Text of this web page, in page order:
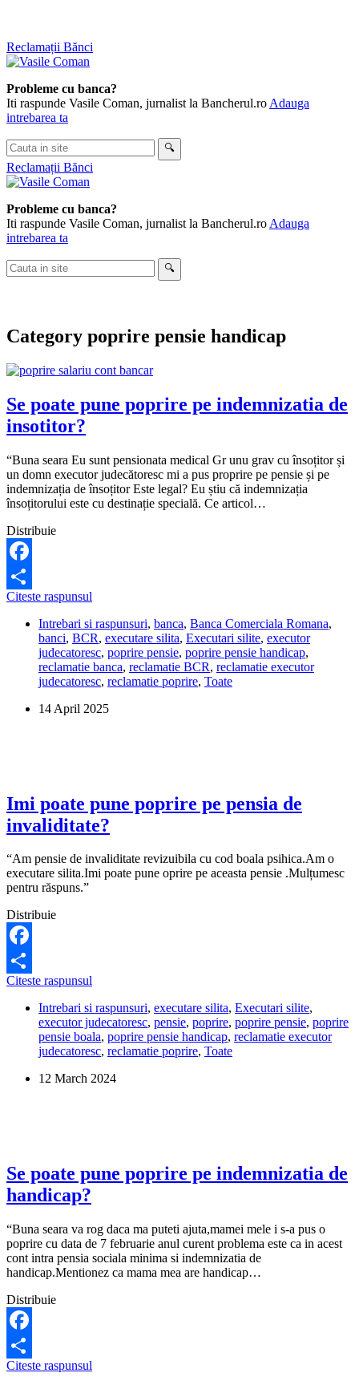
Skip
to
Reclamații Bănci
Probleme cu banca?
Iti raspunde Vasile Coman, jurnalist la Bancherul.ro Adauga
intrebarea ta
Cauta
in
site
🔍
Reclamații Bănci
Probleme cu banca?
Iti raspunde Vasile Coman, jurnalist la Bancherul.ro Adauga
intrebarea ta
Cauta
in
🔍
Category poprire pensie handicap
Se poate pune poprire pe indemnizatia de
insotitor?
“Buna seara Eu sunt pensionata medical Gr unu grav cu însoțitor și
un domn executor judecătoresc mi a pus proprire pe pensie și pe
indemnizația de însoțitor Este legal? Eu știu că indemnizația
însoțitorului este cu destinație specială. Ce articol…
Distribuie
Facebook
Share
Citeste raspunsul
pune
poprire
pe
indemnizatia
de
Intrebari si raspunsuri, banca, Banca Comerciala Romana,
banci, BCR, executare silita, Executari silite, executor
judecatoresc, poprire pensie, poprire pensie handicap,
reclamatie banca, reclamatie BCR, reclamatie executor
judecatoresc, reclamatie poprire, Toate
14 April 2025
Imi poate pune poprire pe pensia de
invaliditate?
“Am pensie de invaliditate revizuibila cu cod boala psihica.Am o
executare silita.Imi poate pune oprire pe aceasta pensie .Mulțumesc
pentru răspuns.”
Distribuie
Facebook
Share
Citeste raspunsul
pune
poprire
pe
pensia
invaliditate?
Intrebari si raspunsuri, executare silita, Executari silite,
executor judecatoresc, pensie, poprire, poprire pensie, poprire
pensie boala, poprire pensie handicap, reclamatie executor
judecatoresc, reclamatie poprire, Toate
12 March 2024
Se poate pune poprire pe indemnizatia de
handicap?
“Buna seara va rog daca ma puteti ajuta,mamei mele i s-a pus o
poprire cu data de 7 februarie anul curent problema este ca in acest
cont intra pensia sociala minima si indemnizatia de
handicap.Mentionez ca mama mea are handicap…
Distribuie
Facebook
Share
Citeste raspunsul